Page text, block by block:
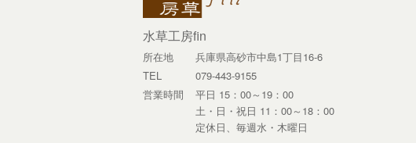
水草工房fin
所在地
兵庫県高砂市中島1丁目16-6
TEL
079-443-9155
営業時間
平日 15：00～19：00
土・日・祝日 11：00～18：00
定休日、毎週水・木曜日